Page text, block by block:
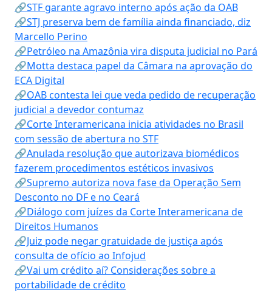
🔗STF garante agravo interno após ação da OAB
🔗STJ preserva bem de família ainda financiado, diz
Marcello Perino
🔗Petróleo na Amazônia vira disputa judicial no Pará
🔗Motta destaca papel da Câmara na aprovação do
ECA Digital
🔗OAB contesta lei que veda pedido de recuperação
judicial a devedor contumaz
🔗Corte Interamericana inicia atividades no Brasil
com sessão de abertura no STF
🔗Anulada resolução que autorizava biomédicos
fazerem procedimentos estéticos invasivos
🔗Supremo autoriza nova fase da Operação Sem
Desconto no DF e no Ceará
🔗Diálogo com juízes da Corte Interamericana de
Direitos Humanos
🔗Juiz pode negar gratuidade de justiça após
consulta de ofício ao Infojud
🔗Vai um crédito aí? Considerações sobre a
portabilidade de crédito